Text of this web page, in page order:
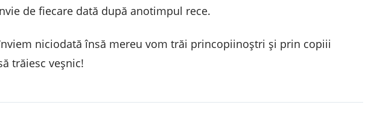
de fiecare dată după anotimpul rece.
niciodată însă mereu vom trăi princopiinoștri și prin copiii
trăiesc veșnic!